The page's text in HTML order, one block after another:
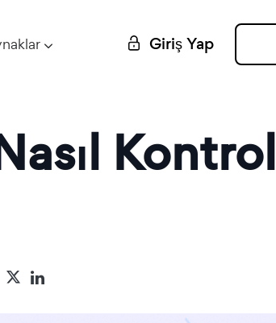
Giriş Yap
Kontrol